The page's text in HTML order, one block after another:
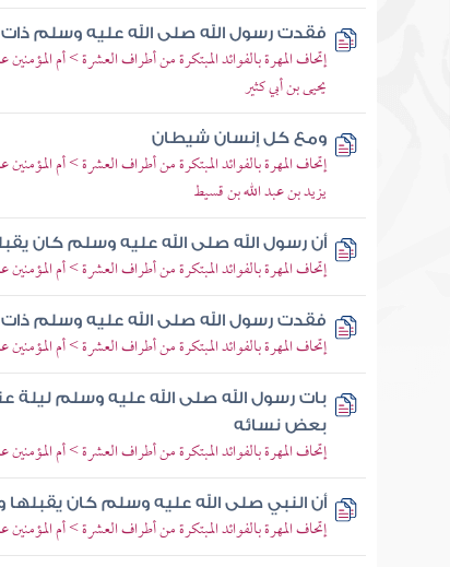
فقدت رسول الله صلى الله عليه وسلم
إتحاف المهرة بالفوائد المبتكرة من أطراف العشرة > أم
يحيى بن أبي كثير
ومع كل إنسان شيطان
إتحاف المهرة بالفوائد المبتكرة من أطراف العشرة > أم
يزيد بن عبد الله بن قسيط
أن رسول الله صلى الله عليه وسلم كان
إتحاف المهرة بالفوائد المبتكرة من أطراف العشرة > أم
فقدت رسول الله صلى الله عليه وسلم ذات
إتحاف المهرة بالفوائد المبتكرة من أطراف العشرة > أم
بات رسول الله صلى الله عليه وسلم
بعض نسائه
إتحاف المهرة بالفوائد المبتكرة من أطراف العشرة > أم
أن النبي صلى الله عليه وسلم كان
إتحاف المهرة بالفوائد المبتكرة من أطراف العشرة > أم